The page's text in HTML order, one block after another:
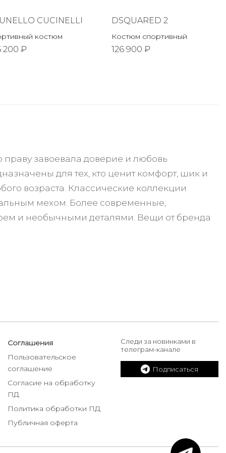
CUCINELLI
костюм
200 ₽
DSQUARED 2
Костюм спортивный
126 900 ₽
завоевала доверие и любовь
для тех, кто ценит комфорт, шик и
возраста. Классические коллекции
мехом. Более современные,
и необычными деталями. Вещи от бренда
Соглашения
Пользовательское
соглашение
Согласие на обработку
ПД
Политика обработки ПД
Публичная оферта
Следи за новинками в
телеграм-канале
Подписаться